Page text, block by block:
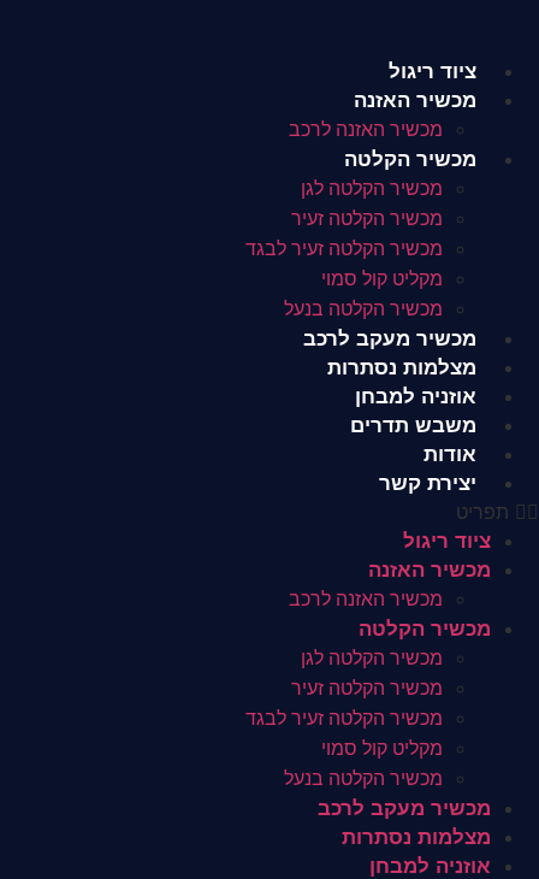
ציוד ריגול
מכשיר האזנה
מכשיר האזנה לרכב
מכשיר הקלטה
מכשיר הקלטה לגן
מכשיר הקלטה זעיר
מכשיר הקלטה זעיר לבגד
מקליט קול סמוי
מכשיר הקלטה בנעל
מכשיר מעקב לרכב
מצלמות נסתרות
אוזניה למבחן
משבש תדרים
אודות
יצירת קשר
תפריט
ציוד ריגול
מכשיר האזנה
מכשיר האזנה לרכב
מכשיר הקלטה
מכשיר הקלטה לגן
מכשיר הקלטה זעיר
מכשיר הקלטה זעיר לבגד
מקליט קול סמוי
מכשיר הקלטה בנעל
מכשיר מעקב לרכב
מצלמות נסתרות
אוזניה למבחן